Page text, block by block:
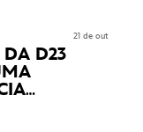
DA D23
21 de out